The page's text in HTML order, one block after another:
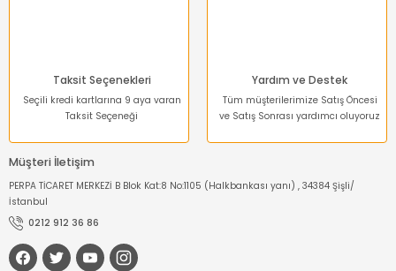
Taksit Seçenekleri
Seçili kredi kartlarına 9 aya varan
Taksit Seçeneği
Yardım ve Destek
Tüm müşterilerimize Satış Öncesi
ve Satış Sonrası yardımcı oluyoruz
Müşteri İletişim
PERPA TİCARET MERKEZİ B Blok Kat:8 No:1105 (Halkbankası yanı) , 34384 Şişli/
İstanbul
0212 912 36 86